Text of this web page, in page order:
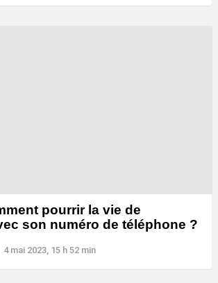
pourrir la vie de
son numéro de téléphone ?
4 mai 2023, 15 h 52 min